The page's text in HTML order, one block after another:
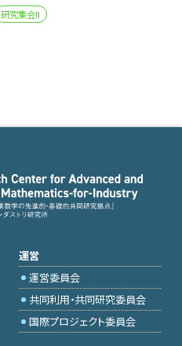
研究集会II
運営
運営委員会
共同利用・共同研究委員会
国際プロジェクト委員会